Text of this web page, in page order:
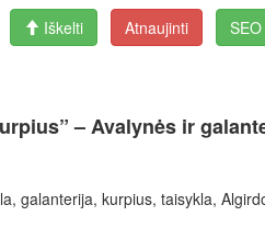
Iškelti Atnaujinti SEO
– Avalynės ir
galanterija, kurpius, taisykla,